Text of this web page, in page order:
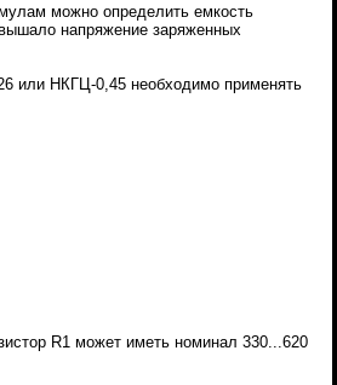
можно определить емкость
напряжение заряженных
или НКГЦ-0,45 необходимо применять
R1 может иметь номинал 330...620